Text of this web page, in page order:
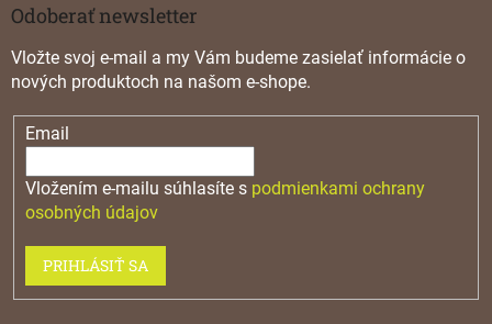
Odoberať newsletter
Vložte svoj e-mail a my Vám budeme zasielať informácie o
nových produktoch na našom e-shope.
Email
Vložením e-mailu súhlasíte s podmienkami ochrany
osobných údajov
PRIHLÁSIŤ SA